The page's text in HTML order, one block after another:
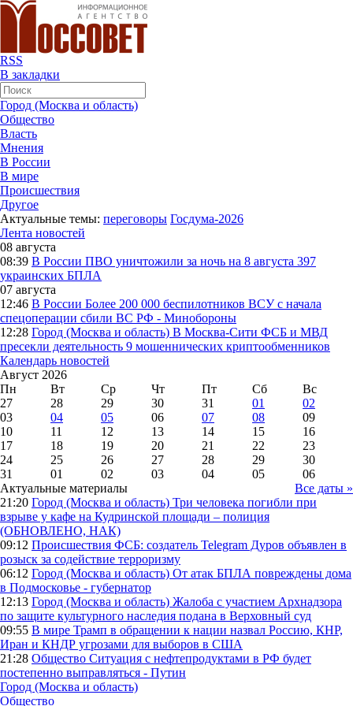
RSS
В закладки
Город (Москва и область)
Общество
Власть
Мнения
В России
В мире
Происшествия
Другое
Актуальные темы: переговоры Госдума-2026
Лента новостей
08 августа
08:39 В России ПВО уничтожили за ночь на 8 августа 397
украинских БПЛА
07 августа
12:46 В России Более 200 000 беспилотников ВСУ с начала
спецоперации сбили ВС РФ - Минобороны
12:28 Город (Москва и область) В Москва-Сити ФСБ и МВД
пресекли деятельность 9 мошеннических криптообменников
Календарь новостей
Август 2026
Пн
Вт Ср Чт Пт Сб
Вс
27
28 29 30 31 01
02
03
04 05 06 07 08
09
10
11 12 13 14 15
16
17
18 19 20 21 22
23
24
25 26 27 28 29
30
31
01 02 03 04 05
06
Все даты »
Актуальные материалы
21:20 Город (Москва и область) Три человека погибли при
взрыве у кафе на Кудринской площади – полиция
(ОБНОВЛЕНО, НАК)
09:12 Происшествия ФСБ: создатель Telegram Дуров объявлен в
розыск за содействие терроризму
06:12 Город (Москва и область) От атак БПЛА повреждены дома
в Подмосковье - губернатор
12:13 Город (Москва и область) Жалоба с участием Архнадзора
по защите культурного наследия подана в Верховный суд
09:55 В мире Трамп в обращении к нации назвал Россию, КНР,
Иран и КНДР угрозами для выборов в США
21:28 Общество Ситуация с нефтепродуктами в РФ будет
постепенно выправляться - Путин
Город (Москва и область)
Общество